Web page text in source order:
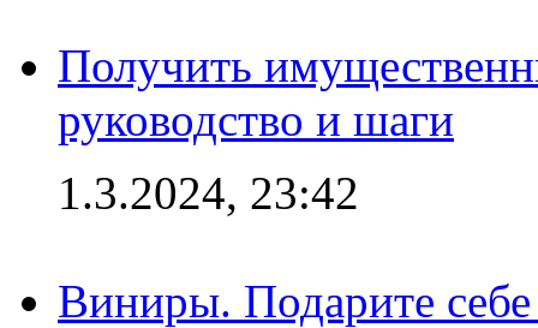
Получить
руководство и шаги
1.3.2024, 23:42
Виниры. Подарите